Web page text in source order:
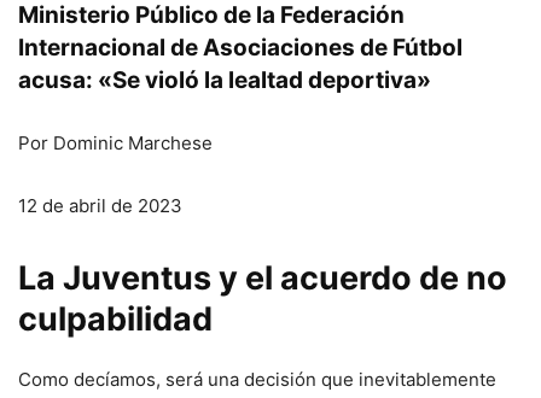
Ministerio Público de la Federación
Internacional de Asociaciones de Fútbol
acusa: «Se violó la lealtad deportiva»
Por Dominic Marchese
12 de abril de 2023
La Juventus y el acuerdo de no
culpabilidad
Como decíamos, será una decisión que inevitablemente